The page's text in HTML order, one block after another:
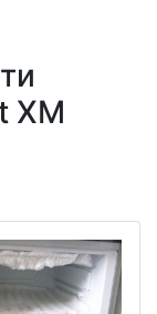
XM